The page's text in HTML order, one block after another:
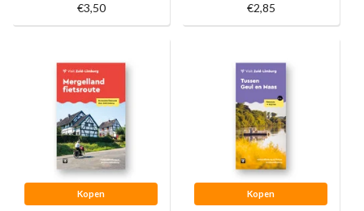
€3,50 €2,85
Kopen Kopen